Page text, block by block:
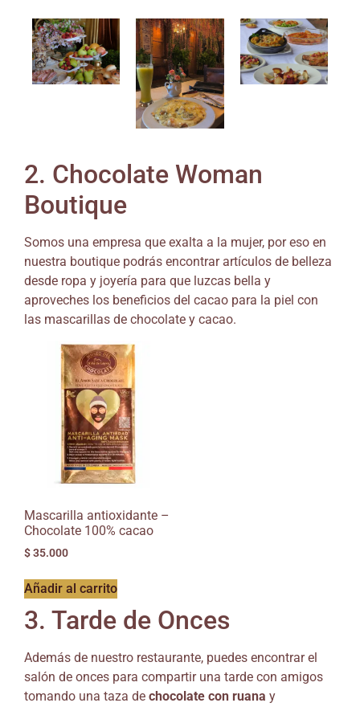
2. Chocolate Woman
Boutique
Somos una empresa que exalta a la mujer, por eso en
nuestra boutique podrás encontrar artículos de belleza
desde ropa y joyería para que luzcas bella y
aproveches los beneficios del cacao para la piel con
las mascarillas de chocolate y cacao.
Mascarilla antioxidante –
Chocolate 100% cacao
$35.000
Añadir al carrito
3. Tarde de Onces
Además de nuestro restaurante, puedes encontrar el
salón de onces para compartir una tarde con amigos
tomando una taza de chocolate con ruana y